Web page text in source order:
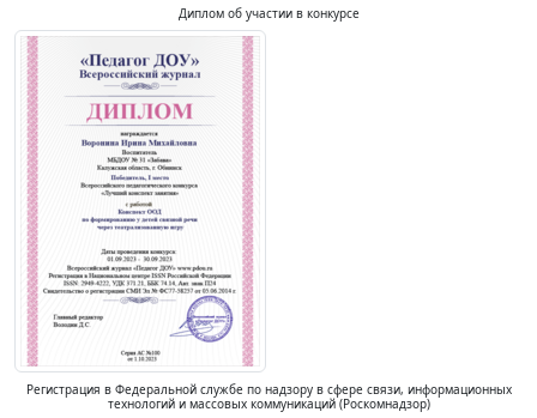
Диплом об участии в конкурсе
Регистрация в Федеральной службе по надзору в сфере связи, информационных
технологий и массовых коммуникаций (Роскомнадзор)